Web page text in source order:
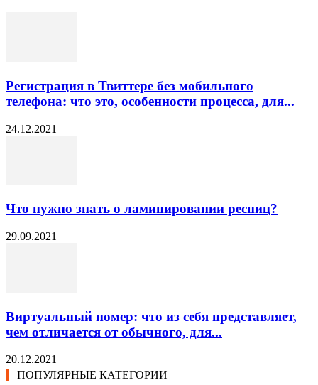
Регистрация в Твиттере без мобильного
телефона: что это, особенности процесса, для...
24.12.2021
Что нужно знать о ламинировании ресниц?
29.09.2021
Виртуальный номер: что из себя представляет,
чем отличается от обычного, для...
20.12.2021
ПОПУЛЯРНЫЕ КАТЕГОРИИ